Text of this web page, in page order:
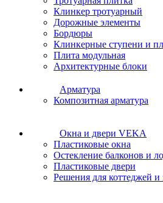
Клинкер тротуарный
Дорожные элементы
Бордюры
Клинкерные ступени и
Плита модульная
Архитектурные блоки
Арматура
Композитная арматура
Окна и двери VEKA
Пластиковые окна
Остекление балконов и
Пластиковые двери
Решения для коттеджей и